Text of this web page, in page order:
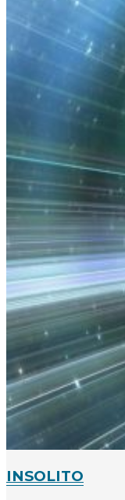
INSOLITO